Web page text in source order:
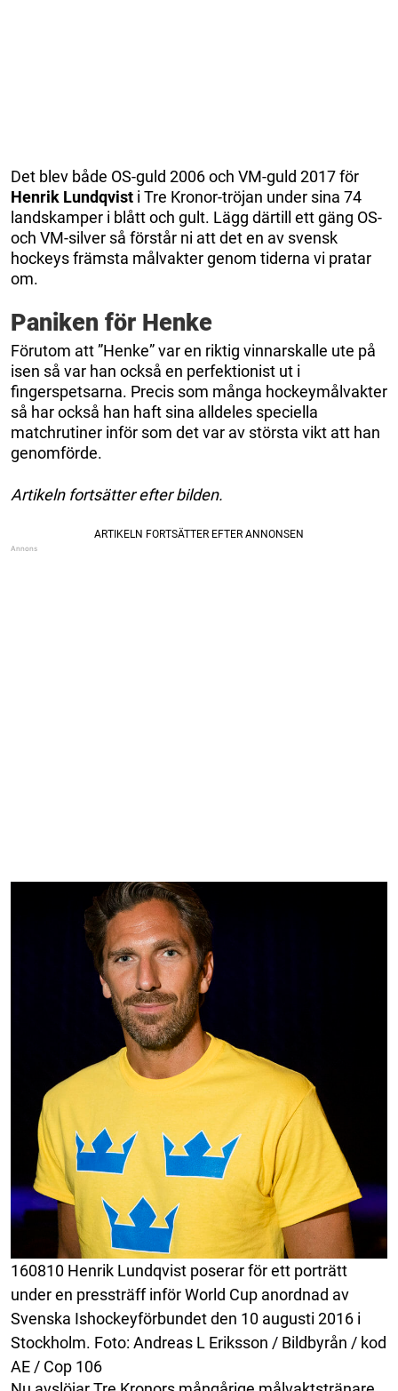
Det blev både OS-guld 2006 och VM-guld 2017 för
Henrik Lundqvist i Tre Kronor-tröjan under sina 74
landskamper i blått och gult. Lägg därtill ett gäng OS-
och VM-silver så förstår ni att det en av svensk
hockeys främsta målvakter genom tiderna vi pratar
om.
Paniken för Henke
Förutom att ”Henke” var en riktig vinnarskalle ute på
isen så var han också en perfektionist ut i
fingerspetsarna. Precis som många hockeymålvakter
så har också han haft sina alldeles speciella
matchrutiner inför som det var av största vikt att han
genomförde.
Artikeln fortsätter efter bilden.
160810 Henrik Lundqvist poserar för ett porträtt
under en pressträff inför World Cup anordnad av
Svenska Ishockeyförbundet den 10 augusti 2016 i
Stockholm. Foto: Andreas L Eriksson / Bildbyrån / kod
AE / Cop 106